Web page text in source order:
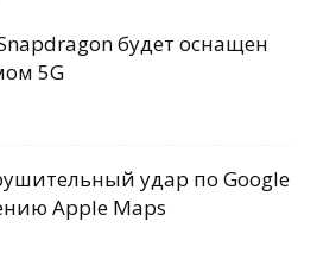
будет оснащен
5G
удар по Google
Apple Maps